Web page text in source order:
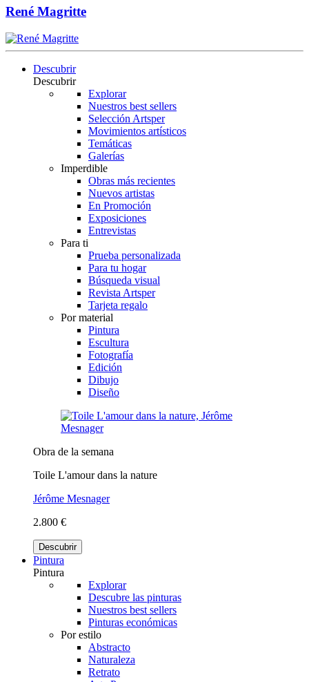
René Magritte
Descubrir
Descubrir
Explorar
Nuestros best sellers
Selección Artsper
Movimientos artísticos
Temáticas
Galerías
Imperdible
Obras más recientes
Nuevos artistas
En Promoción
Exposiciones
Entrevistas
Para ti
Prueba personalizada
Para tu hogar
Búsqueda visual
Revista Artsper
Tarjeta regalo
Por material
Pintura
Escultura
Fotografía
Edición
Dibujo
Diseño
Obra de la semana
Toile L'amour dans la nature
Jérôme Mesnager
2.800 €
Descubrir
Pintura
Pintura
Explorar
Descubre las pinturas
Nuestros best sellers
Pinturas económicas
Por estilo
Abstracto
Naturaleza
Retrato